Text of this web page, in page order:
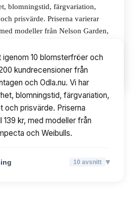
blomningstid, färgvariation,
prisvärde. Priserna varierar
modeller från Nelson Garden,
10avsnitt
10 blomsterfröer och
kundrecensioner från
och Odla.nu. Vi har
blomningstid, färgvariation,
och prisvärde. Priserna
139 kr, med modeller från
och Weibulls.
10 avsnitt ▾